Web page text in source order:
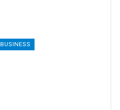
BUSINESS